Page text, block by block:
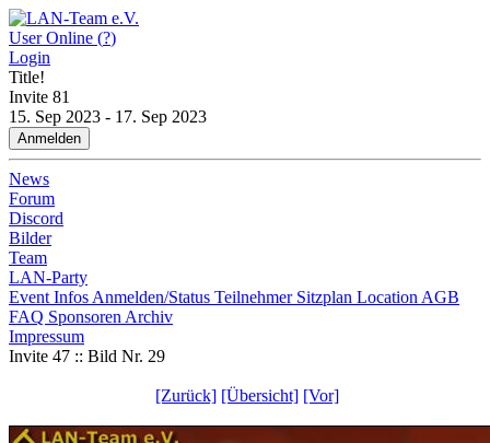
User Online (?)
Login
Title!
Invite 81
15. Sep 2023 - 17. Sep 2023
Anmelden
News
Forum
Discord
Bilder
Team
LAN-Party
Event Infos Anmelden/Status Teilnehmer Sitzplan Location AGB
FAQ Sponsoren Archiv
Impressum
Invite 47 :: Bild Nr. 29
[Zurück] [Übersicht] [Vor]